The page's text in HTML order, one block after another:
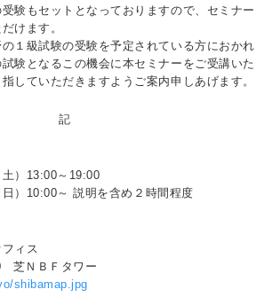
験もセットとなっておりますので、セミナー
けます。
１級試験の受験を予定されている方におかれ
験となるこの機会に本セミナーをご受講いた
していただきますようご案内申しあげます。
記
）13:00～19:00
10:00～ 説明を含め２時間程度
ィス
芝ＮＢＦタワー
shibamap.jpg